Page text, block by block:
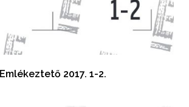
Emlékeztető 2017. 1-2.